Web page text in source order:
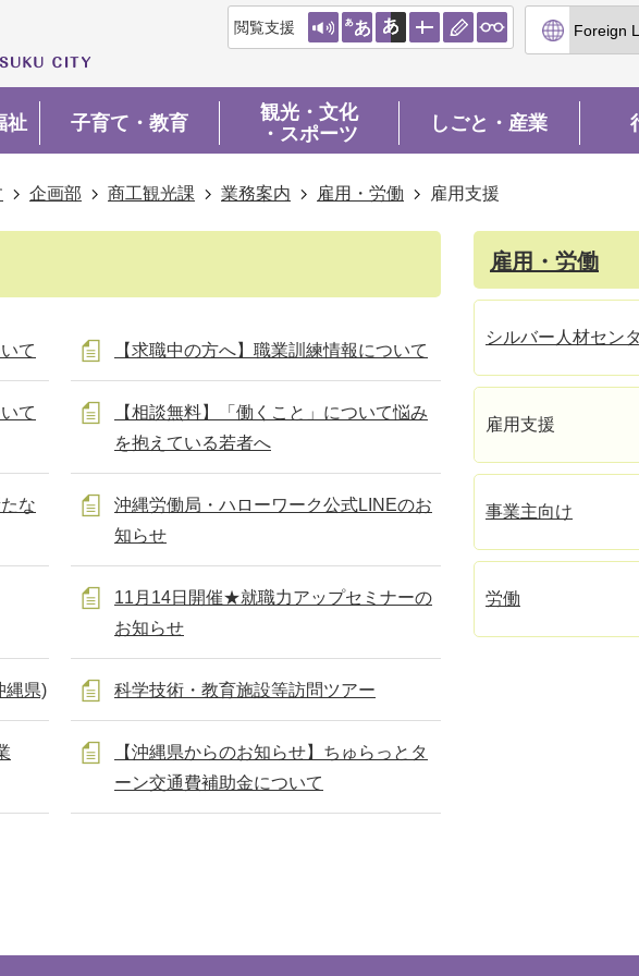
閲覧支援
祉 子育て・教育
観光・文化
・スポーツ
しごと・産業
企画部 商工観光課 業務案内 雇用・労働 雇用支援
て 【求職中の方へ】職業訓練情報について
て
【相談無料】「働くこと」について悩み
を抱えている若者へ
な
沖縄労働局・ハローワーク公式LINEのお
知らせ
11月14日開催★就職力アップセミナーの
お知らせ
縄県) 科学技術・教育施設等訪問ツアー
【沖縄県からのお知らせ】ちゅらっとタ
ーン交通費補助金について
雇用・労働
シルバー人材セン
雇用支援
事業主向け
労働